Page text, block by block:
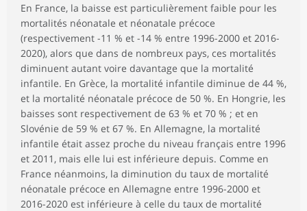
En France, la baisse est particulièrement faible pour les
mortalités néonatale et néonatale précoce
(respectivement -11 % et -14 % entre 1996-2000 et 2016-
2020), alors que dans de nombreux pays, ces mortalités
diminuent autant voire davantage que la mortalité
infantile. En Grèce, la mortalité infantile diminue de 44 %,
et la mortalité néonatale précoce de 50 %. En Hongrie, les
baisses sont respectivement de 63 % et 70 % ; et en
Slovénie de 59 % et 67 %. En Allemagne, la mortalité
infantile était assez proche du niveau français entre 1996
et 2011, mais elle lui est inférieure depuis. Comme en
France néanmoins, la diminution du taux de mortalité
néonatale précoce en Allemagne entre 1996-2000 et
2016-2020 est inférieure à celle du taux de mortalité